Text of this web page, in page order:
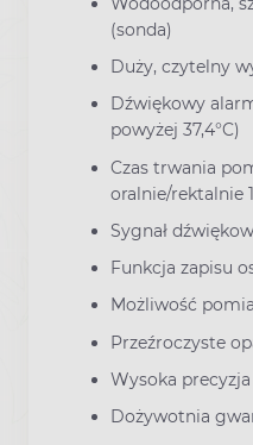
(sonda)
Duży, czytelny
Dźwiękowy
powyżej 37,4°C)
Czas trwania
oralnie/rektalnie
Sygnał
Funkcja zapisu
Możliwość
Przeźroczyste
Wysoka
Dożywotnia